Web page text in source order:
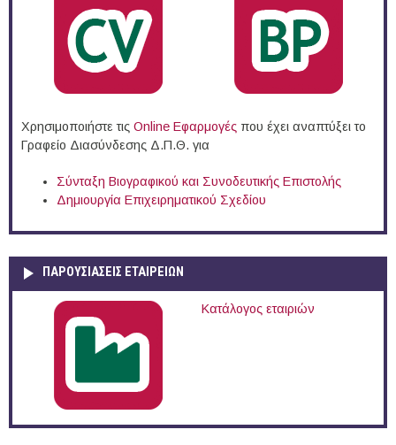
Χρησιμοποιήστε τις Online Eφαρμογές που έχει αναπτύξει το
Γραφείο Διασύνδεσης Δ.Π.Θ. για
Σύνταξη Βιογραφικού και Συνοδευτικής Επιστολής
Δημιουργία Επιχειρηματικού Σχεδίου
ΠΑΡΟΥΣΙΆΣΕΙΣ ΕΤΑΙΡΕΙΏΝ
Κατάλογος εταιριών